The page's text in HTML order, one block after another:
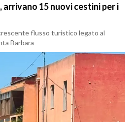
arrivano 15 nuovi cestini per i
flusso turistico legato al
Barbara